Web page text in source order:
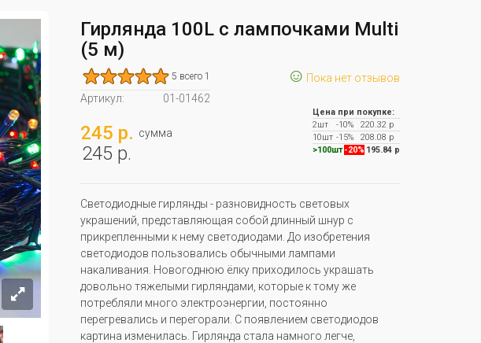
Гирлянда 100L с лампочками Multi
(5 м)
5 всего 1 ☺ Пока нет отзывов
Артикул:
01-01462
245 р. сумма
245 р.
Цена при покупке:
2шт
-10%
220.32 р
10шт -15%
208.08 р
>100шт -20% 195.84 р
Светодиодные гирлянды - разновидность световых
украшений, представляющая собой длинный шнур с
прикрепленными к нему светодиодами. До изобретения
светодиодов пользовались обычными лампами
накаливания. Новогоднюю ёлку приходилось украшать
довольно тяжелыми гирляндами, которые к тому же
потребляли много электроэнергии, постоянно
перегревались и перегорали. С появлением светодиодов
картина изменилась. Гирлянда стала намного легче,